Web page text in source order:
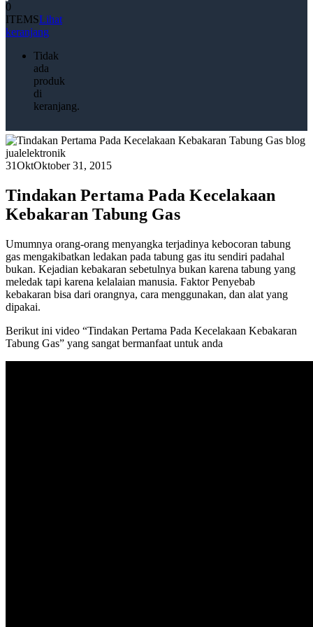
0
ITEMSLihat
keranjang
Tidak
ada
produk
di
keranjang.
31OktOktober 31, 2015
Tindakan Pertama Pada Kecelakaan
Kebakaran Tabung Gas
Umumnya orang-orang menyangka terjadinya kebocoran tabung
gas mengakibatkan ledakan pada tabung gas itu sendiri padahal
bukan. Kejadian kebakaran sebetulnya bukan karena tabung yang
meledak tapi karena kelalaian manusia. Faktor Penyebab
kebakaran bisa dari orangnya, cara menggunakan, dan alat yang
dipakai.
Berikut ini video “Tindakan Pertama Pada Kecelakaan Kebakaran
Tabung Gas” yang sangat bermanfaat untuk anda